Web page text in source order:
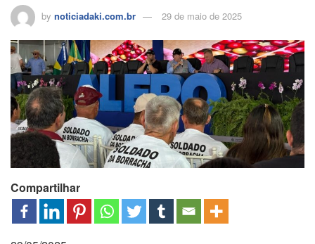
by noticiadaki.com.br 29 de maio de 2025
Compartilhar